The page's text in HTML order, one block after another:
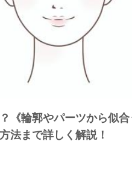
《輪郭やパーツから似
法まで詳しく解説！